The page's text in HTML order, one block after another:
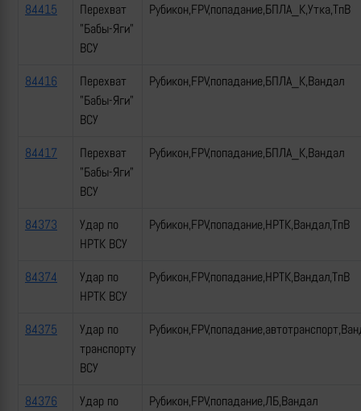
84415
Перехват
"Бабы-Яги"
ВСУ
Рубикон,FPV,попадание,БПЛА_К,Утка,ТпВ
84416
Перехват
"Бабы-Яги"
ВСУ
Рубикон,FPV,попадание,БПЛА_К,Вандал
84417
Перехват
"Бабы-Яги"
ВСУ
Рубикон,FPV,попадание,БПЛА_К,Вандал
84373
Удар по
НРТК ВСУ
Рубикон,FPV,попадание,НРТК,Вандал,ТпВ
84374
Удар по
НРТК ВСУ
Рубикон,FPV,попадание,НРТК,Вандал,ТпВ
84375
Удар по
транспорту
ВСУ
84376
Удар по
Рубикон,FPV,попадание,ЛБ,Вандал